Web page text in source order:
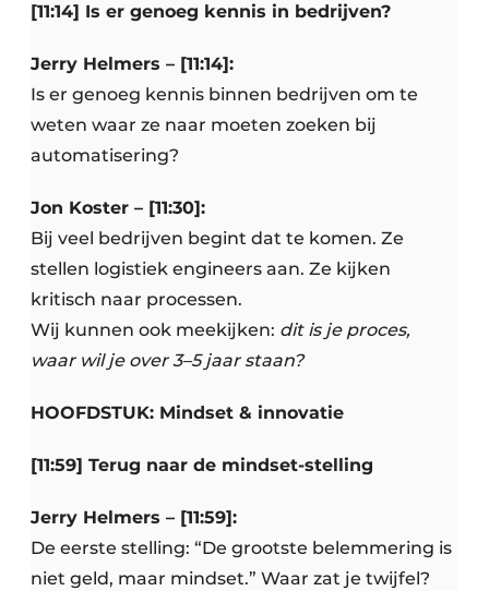
[11:14] Is er genoeg kennis in bedrijven?
Jerry Helmers – [11:14]:
Is er genoeg kennis binnen bedrijven om te
weten waar ze naar moeten zoeken bij
automatisering?
Jon Koster – [11:30]:
Bij veel bedrijven begint dat te komen. Ze
stellen logistiek engineers aan. Ze kijken
kritisch naar processen.
Wij kunnen ook meekijken: dit is je proces,
waar wil je over 3–5 jaar staan?
HOOFDSTUK: Mindset & innovatie
[11:59] Terug naar de mindset-stelling
Jerry Helmers – [11:59]:
De eerste stelling: “De grootste belemmering is
niet geld, maar mindset.” Waar zat je twijfel?